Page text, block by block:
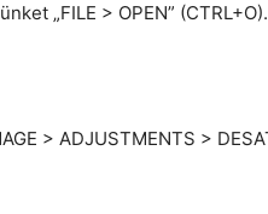
„FILE > OPEN” (CTRL+O).
> ADJUSTMENTS >